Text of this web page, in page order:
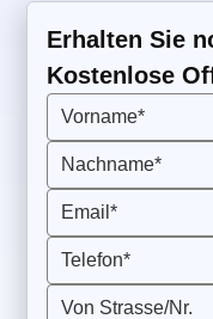
Erhalten Sie
Kostenlose
Vorname*
Nachname*
Email*
Telefon*
Von Strasse/Nr.